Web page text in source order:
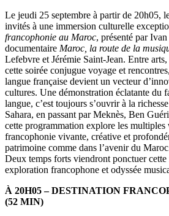
Le jeudi 25 septembre à partir de 20h05,
invités à une immersion culturelle
francophonie au Maroc, présenté par
documentaire Maroc, la route de la
Lefebvre et Jérémie Saint-Jean. Entre
cette soirée conjugue voyage et
langue française devient un vecteur
cultures. Une démonstration éclatante du
langue, c’est toujours s’ouvrir à la
Sahara, en passant par Meknès, Ben
cette programmation explore les multiples
francophonie vivante, créative et
patrimoine comme dans l’avenir du
Deux temps forts viendront ponctuer
exploration francophone et odyssée
À 20H05 – DESTINATION
(52 MIN)